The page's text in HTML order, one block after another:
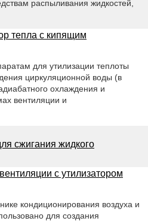
распыливания жидкостей,
тепла с кипящим
для утилизации теплоты
циркуляционной воды (в
охлаждения и
вентиляции и
сжигания жидкого
с утилизатором
кондиционирования воздуха и
для создания